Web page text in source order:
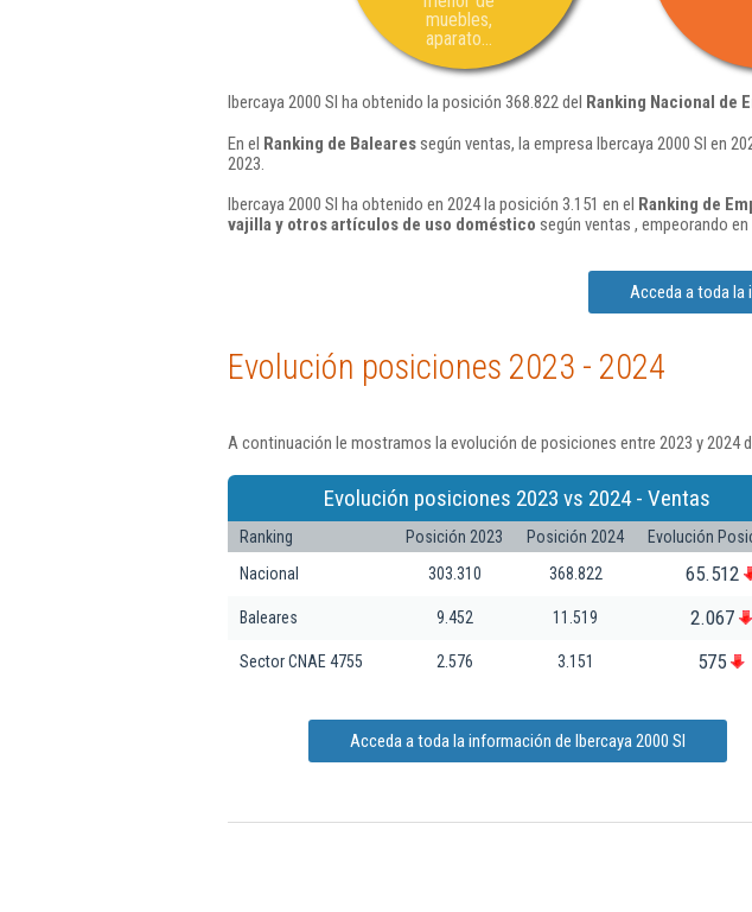
muebles,
aparato...
Ibercaya 2000 Sl ha obtenido la posición 368.822 del Ranking Nacional de
En el Ranking de Balearessegún ventas, la empresa Ibercaya 2000 Sl en
2023.
Ibercaya 2000 Sl ha obtenido en 2024 la posición 3.151 en el Ranking de
vajilla y otros artículos de uso doméstico según ventas , empeorando
Acceda a toda la
Evolución posiciones 2023 - 2024
A continuación le mostramos la evolución de posiciones entre 2023 y 2024
Evolución posiciones 2023 vs 2024 - Ventas
Ranking Posición 2023 Posición 2024
Evolución
Nacional
303.310 368.822 65.512
Baleares 9.452 11.519 2.067
Sector CNAE 4755 2.576 3.151 575
Acceda a toda la información de Ibercaya 2000 Sl